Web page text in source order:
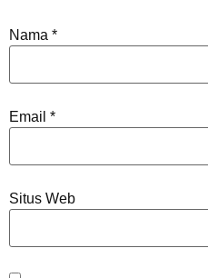
Nama *
Email *
Situs Web